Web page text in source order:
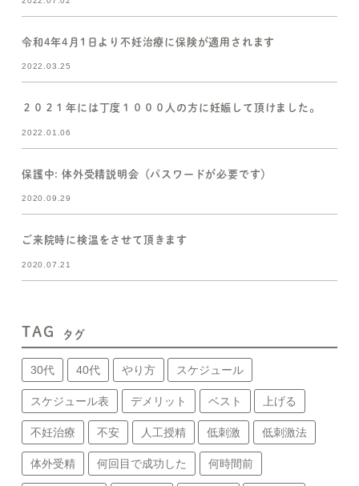
令和4年4月1日より不妊治療に保険が適用されます
2022.03.25
２０２１年には丁度１０００人の方に妊娠して頂けました。
2022.01.06
保護中: 体外受精説明会（パスワードが必要です）
2020.09.29
ご来院時に検温をさせて頂きます
2020.07.21
TAG タグ
30代 40代 やり方 スケジュール
スケジュール表 デメリット ベスト 上げる
不妊治療 不安 人工授精 低刺激 低刺激法
体外受精 何回目で成功した 何時間前